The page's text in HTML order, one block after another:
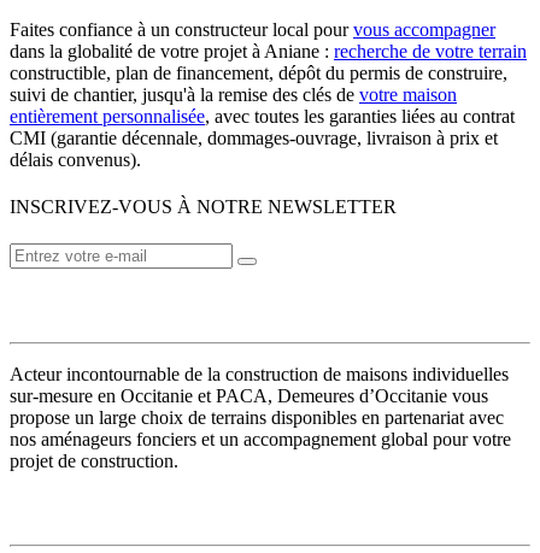
Faites confiance à un constructeur local pourvous accompagner
dans la globalité de votre projet à Aniane : recherche de votre terrain
constructible, plan de financement, dépôt du permis de construire,
suivi de chantier, jusqu'à la remise des clés de votre maison
entièrement personnalisée, avec toutes les garanties liées au contrat
CMI (garantie décennale, dommages-ouvrage, livraison à prix et
délais convenus).
INSCRIVEZ-VOUS À NOTRE NEWSLETTER
Acteur incontournable de la construction de maisons individuelles
sur-mesure en Occitanie et PACA, Demeures d’Occitanie vous
propose un large choix de terrains disponibles en partenariat avec
nos aménageurs fonciers et un accompagnement global pour votre
projet de construction.